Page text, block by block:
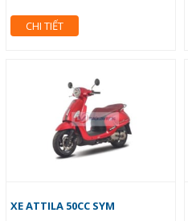
CHI TIẾT
XE ATTILA 50CC SYM